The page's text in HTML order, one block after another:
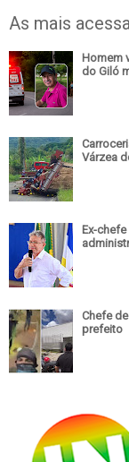
As mais
Homem
do Giló
Várzea
Ex-
Chefe
prefeito